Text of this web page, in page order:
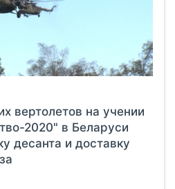
вертолетов на учении
2020" в Беларуси
десанта и доставку